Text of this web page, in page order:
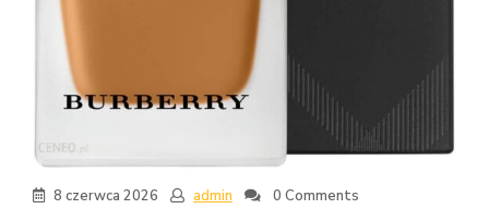
8 czerwca 2026 admin 0 Comments